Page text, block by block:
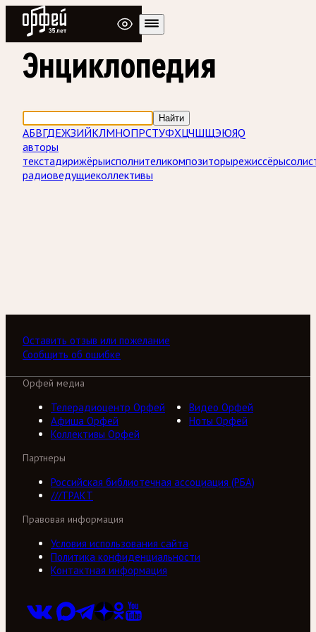
Радио Орфей
Энциклопедия
Найти
АБВГДЕЖЗИЙКЛМНОПРСТУФХЦЧШЩЭЮЯQ
авторы
текстадирижёрыисполнителикомпозиторырежиссёры
радиоведущиеколлективы
Оставить отзыв или пожелание
Сообщить об ошибке
Орфей медиа
Телерадиоцентр Орфей
Видео Орфей
Афиша Орфей
Ноты Орфей
Коллективы Орфей
Партнеры
Российская библиотечная ассоциация (РБА)
///ТРАКТ
Правовая информация
Условия использования сайта
Политика конфиденциальности
Контактная информация